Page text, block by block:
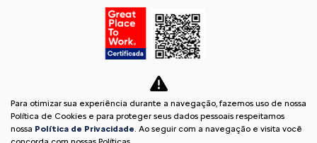
Para otimizar sua experiência durante a navegação, fazemos uso de nossa
Política de Cookies e para proteger seus dados pessoais respeitamos
nossa Política de Privacidade. Ao seguir com a navegação e visita você